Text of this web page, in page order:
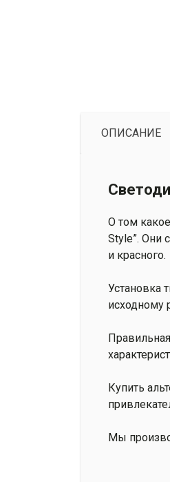
ОПИСАНИЕ
О том
Style”. Они
и красного.
Установка
исходному
Купить
Мы